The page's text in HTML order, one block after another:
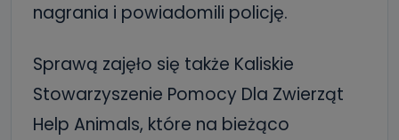
nagrania i powiadomili policję.
Sprawą zajęło się także Kaliskie
Stowarzyszenie Pomocy Dla Zwierząt
Help Animals, które na bieżąco